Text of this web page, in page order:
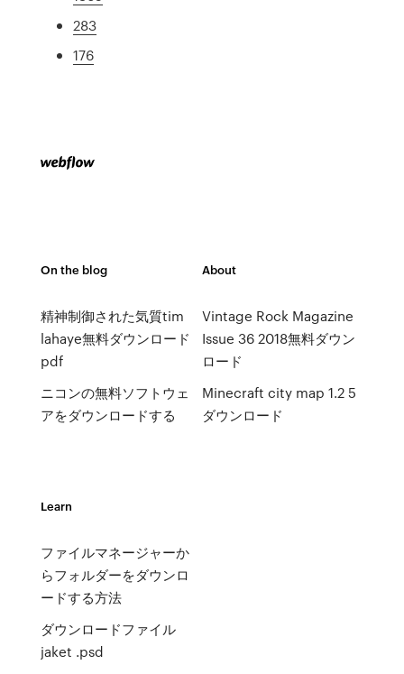
283
176
On the blog
精神制御された気質tim
lahaye無料ダウンロード
pdf
ニコンの無料ソフトウェ
アをダウンロードする
About
Vintage Rock Magazine
Issue 36 2018無料ダウン
ロード
Minecraft city map 1.2 5
ダウンロード
Learn
ファイルマネージャーか
らフォルダーをダウンロ
ードする方法
ダウンロードファイル
jaket .psd